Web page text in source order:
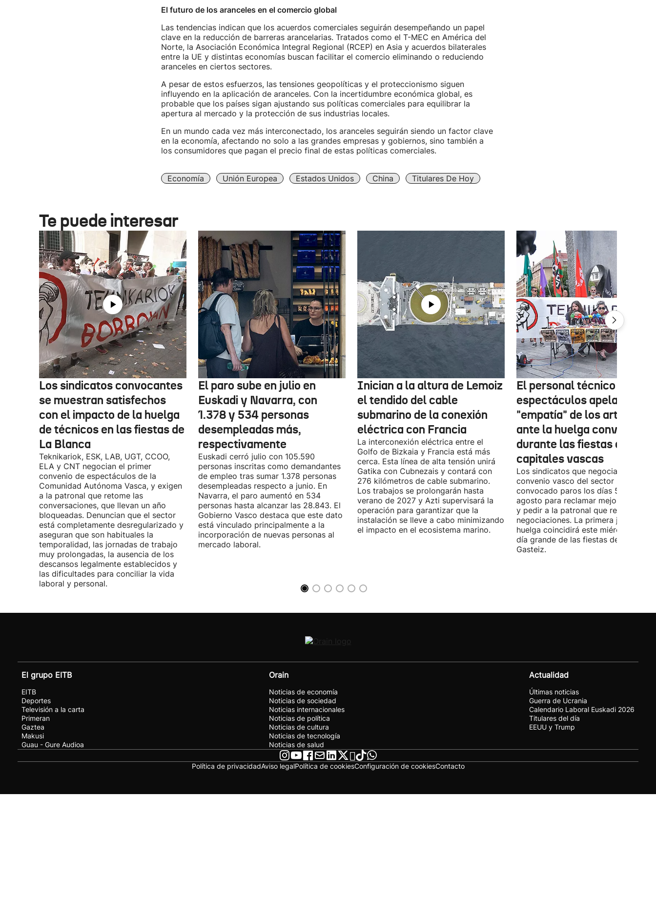
El futuro de los aranceles en el comercio global
Las tendencias indican que los acuerdos comerciales seguirán desempeñando un papel
clave en la reducción de barreras arancelarias. Tratados como el T-MEC en América del
Norte, la Asociación Económica Integral Regional (RCEP) en Asia y acuerdos bilaterales
entre la UE y distintas economías buscan facilitar el comercio eliminando o reduciendo
aranceles en ciertos sectores.
A pesar de estos esfuerzos, las tensiones geopolíticas y el proteccionismo siguen
influyendo en la aplicación de aranceles. Con la incertidumbre económica global, es
probable que los países sigan ajustando sus políticas comerciales para equilibrar la
apertura al mercado y la protección de sus industrias locales.
En un mundo cada vez más interconectado, los aranceles seguirán siendo un factor clave
en la economía, afectando no solo a las grandes empresas y gobiernos, sino también a
los consumidores que pagan el precio final de estas políticas comerciales.
Economía Unión Europea Estados Unidos China Titulares De Hoy
Te puede interesar
Los sindicatos convocantes
se muestran satisfechos
con el impacto de la huelga
de técnicos en las fiestas de
La Blanca
Teknikariok, ESK, LAB, UGT, CCOO,
ELA y CNT negocian el primer
convenio de espectáculos de la
Comunidad Autónoma Vasca, y exigen
a la patronal que retome las
conversaciones, que llevan un año
bloqueadas. Denuncian que el sector
está completamente desregularizado y
aseguran que son habituales la
temporalidad, las jornadas de trabajo
muy prolongadas, la ausencia de los
descansos legalmente establecidos y
las dificultades para conciliar la vida
laboral y personal.
El paro sube en julio en
Euskadi y Navarra, con
1.378 y 534 personas
desempleadas más,
respectivamente
Euskadi cerró julio con 105.590
personas inscritas como demandantes
de empleo tras sumar 1.378 personas
desempleadas respecto a junio. En
Navarra, el paro aumentó en 534
personas hasta alcanzar las 28.843. El
Gobierno Vasco destaca que este dato
está vinculado principalmente a la
incorporación de nuevas personas al
mercado laboral.
Inician a la altura de Lemoiz
el tendido del cable
submarino de la conexión
eléctrica con Francia
La interconexión eléctrica entre el
Golfo de Bizkaia y Francia está más
cerca. Esta línea de alta tensión unirá
Gatika con Cubnezais y contará con
276 kilómetros de cable submarino.
Los trabajos se prolongarán hasta
verano de 2027 y Azti supervisará la
operación para garantizar que la
instalación se lleve a cabo minimizando
el impacto en el ecosistema marino.
El personal técnico de
espectáculos apela a la
"empatía" de los artistas
ante la huelga convocada
durante las fiestas de las
capitales vascas
Los sindicatos que negocian el
convenio vasco del sector han
convocado paros los días 5, 14 y 26
agosto para reclamar mejoras
y pedir a la patronal que retome las
negociaciones. La primera jornada de
huelga coincidirá este miércoles con
día grande de las fiestas de Vitoria-
Gasteiz.
El grupo EITB
EITB
Deportes
Televisión a la carta
Primeran
Gaztea
Makusi
Guau - Gure Audioa
Orain
Noticias de economía
Noticias de sociedad
Noticias internacionales
Noticias de política
Noticias de cultura
Noticias de tecnología
Noticias de salud
Actualidad
Últimas noticias
Guerra de Ucrania
Calendario Laboral Euskadi 2026
Titulares del día
EEUU y Trump
Política de privacidadAviso legalPolítica de cookiesConfiguración de cookiesContacto